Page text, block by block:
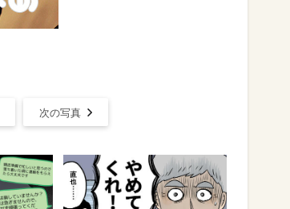
次の写真